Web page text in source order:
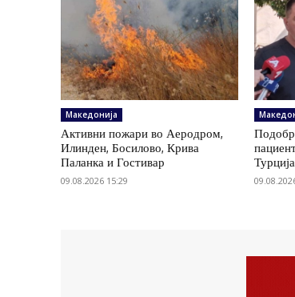
Македонија
Активни пожари во Аеродром,
Илинден, Босилово, Крива
Паланка и Гостивар
09.08.2026 15:29